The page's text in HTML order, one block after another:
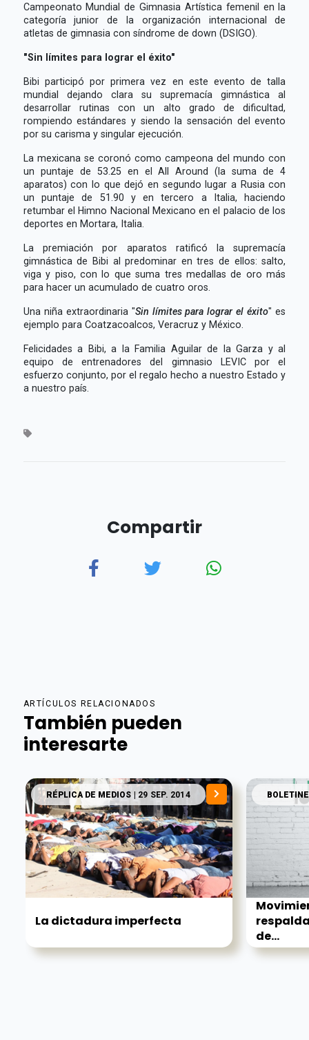
Campeonato Mundial de Gimnasia Artística femenil en la
categoría junior de la organización internacional de
atletas de gimnasia con síndrome de down (DSIGO).
"Sin límites para lograr el éxito"
Bibi participó por primera vez en este evento de talla
mundial dejando clara su supremacía gimnástica al
desarrollar rutinas con un alto grado de dificultad,
rompiendo estándares y siendo la sensación del evento
por su carisma y singular ejecución.
La mexicana se coronó como campeona del mundo con
un puntaje de 53.25 en el All Around (la suma de 4
aparatos) con lo que dejó en segundo lugar a Rusia con
un puntaje de 51.90 y en tercero a Italia, haciendo
retumbar el Himno Nacional Mexicano en el palacio de los
deportes en Mortara, Italia.
La premiación por aparatos ratificó la supremacía
gimnástica de Bibi al predominar en tres de ellos: salto,
viga y piso, con lo que suma tres medallas de oro más
para hacer un acumulado de cuatro oros.
Una niña extraordinaria "Sin límites para lograr el éxito" es
ejemplo para Coatzacoalcos, Veracruz y México.
Felicidades a Bibi, a la Familia Aguilar de la Garza y al
equipo de entrenadores del gimnasio LEVIC por el
esfuerzo conjunto, por el regalo hecho a nuestro Estado y
a nuestro país.
Compartir
ARTÍCULOS RELACIONADOS
También pueden
interesarte
RÉPLICA DE MEDIOS | 29 SEP. 2014
La dictadura imperfecta
de...